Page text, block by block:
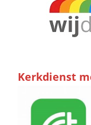
Kerkdienst